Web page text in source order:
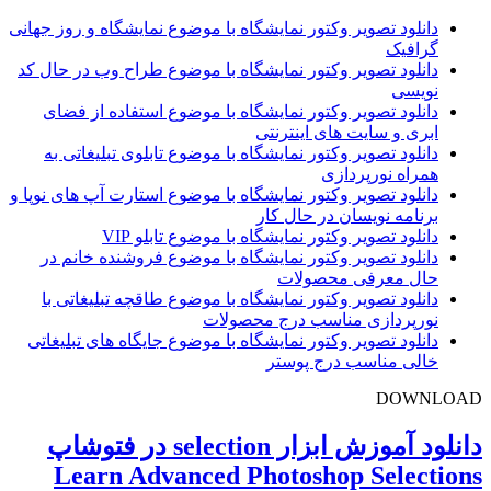
دانلود تصویر وکتور نمایشگاه با موضوع نمایشگاه و روز جهانی
گرافیک
دانلود تصویر وکتور نمایشگاه با موضوع طراح وب در حال کد
نویسی
دانلود تصویر وکتور نمایشگاه با موضوع استفاده از فضای
ابری و سایت های اینترنتی
دانلود تصویر وکتور نمایشگاه با موضوع تابلوی تبلیغاتی به
همراه نورپردازی
دانلود تصویر وکتور نمایشگاه با موضوع استارت آپ های نوپا و
برنامه نویسان در حال کار
دانلود تصویر وکتور نمایشگاه با موضوع تابلو VIP
دانلود تصویر وکتور نمایشگاه با موضوع فروشنده خانم در
حال معرفی محصولات
دانلود تصویر وکتور نمایشگاه با موضوع طاقچه تبلیغاتی با
نورپردازی مناسب درج محصولات
دانلود تصویر وکتور نمایشگاه با موضوع جایگاه های تبلیغاتی
خالی مناسب درج پوستر
DOWNLOAD
دانلود آموزش ابزار selection در فتوشاپ
Learn Advanced Photoshop Selections